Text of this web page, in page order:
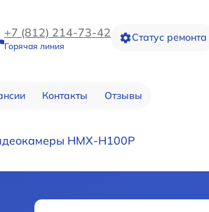
+7 (812) 214-73-42
Горячая линия
Статус ремонта
Контакты Отзывы
HMX-H100P